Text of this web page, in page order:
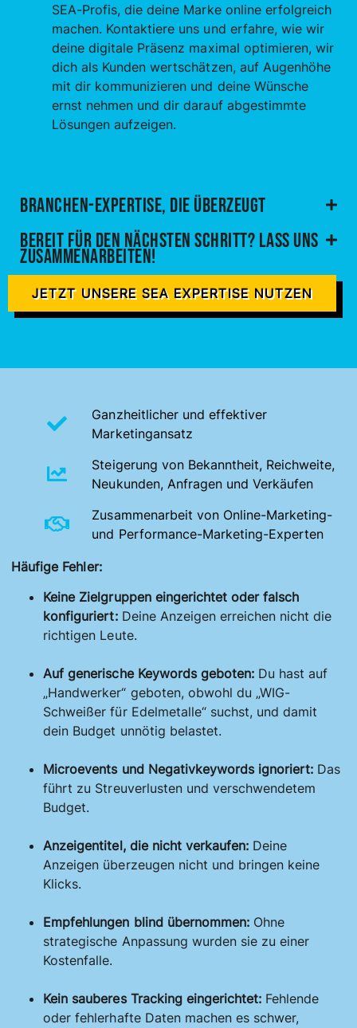
SEA-Profis, die deine Marke online erfolgreich
machen. Kontaktiere uns und erfahre, wie wir
deine digitale Präsenz maximal optimieren, wir
dich als Kunden wertschätzen, auf Augenhöhe
mit dir kommunizieren und deine Wünsche
ernst nehmen und dir darauf abgestimmte
Lösungen aufzeigen.
Branchen-Expertise, die überzeugt
Bereit für den nächsten Schritt? Lass uns
zusammenarbeiten!
JETZT UNSERE SEA EXPERTISE NUTZEN
Ganzheitlicher und effektiver
Marketingansatz
Steigerung von Bekanntheit, Reichweite,
Neukunden, Anfragen und Verkäufen
Zusammenarbeit von Online-Marketing-
und Performance-Marketing-Experten
Häufige Fehler:
Keine Zielgruppen eingerichtet oder falsch
konfiguriert:Deine Anzeigen erreichen nicht die
richtigen Leute.
Auf generische Keywords geboten:Du hast auf
„Handwerker“ geboten, obwohl du „WIG-
Schweißer für Edelmetalle“ suchst, und damit
dein Budget unnötig belastet.
Microevents und Negativkeywords ignoriert: Das
führt zu Streuverlusten und verschwendetem
Budget.
Anzeigentitel, die nicht verkaufen:Deine
Anzeigen überzeugen nicht und bringen keine
Klicks.
Empfehlungen blind übernommen:Ohne
strategische Anpassung wurden sie zu einer
Kostenfalle.
Kein sauberes Tracking eingerichtet: Fehlende
oder fehlerhafte Daten machen es schwer,